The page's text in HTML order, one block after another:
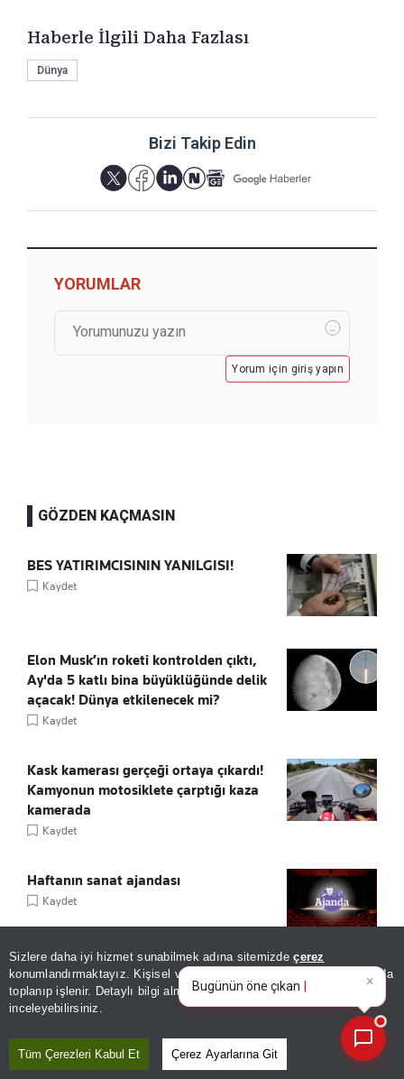
Sizlere daha iyi hizmet sunabilmek adına sitemizdeçerez
konumlandırmaktayız. Kişisel verileriniz, KVKK ve GDPR kapsamında
toplanıp işlenir. Detaylı bilgi almak içinAydınlatma Metnimizi
inceleyebilirsiniz.
Tüm Çerezleri Kabul Et Çerez Ayarlarına Git
Haberle İlgili Daha Fazlası
Dünya
Bizi Takip Edin
YORUMLAR
Yorum için giriş yapın
GÖZDEN KAÇMASIN
BES YATIRIMCISININ YANILGISI!
Kaydet
Elon Musk’ın roketi kontrolden çıktı,
Ay'da 5 katlı bina büyüklüğünde delik
açacak! Dünya etkilenecek mi?
Kaydet
Kask kamerası gerçeği ortaya çıkardı!
Kamyonun motosiklete çarptığı kaza
kamerada
Kaydet
Haftanın sanat ajandası
Kaydet
KONUTTA ORANLAR YÜKSELDİ!
Kaydet
×
Bugünün öne çıkan manşetleri
ve gelişmeleri neler?